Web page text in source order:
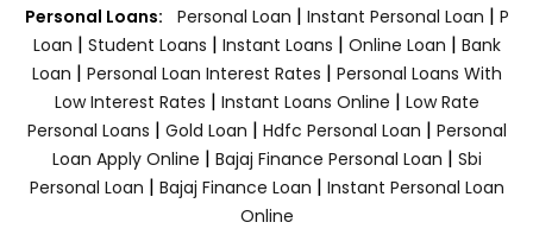
Personal Loans: Personal Loan | Instant Personal Loan | P
Loan | Student Loans | Instant Loans | Online Loan | Bank
Loan | Personal Loan Interest Rates | Personal Loans With
Low Interest Rates | Instant Loans Online | Low Rate
Personal Loans | Gold Loan | Hdfc Personal Loan | Personal
Loan Apply Online | Bajaj Finance Personal Loan | Sbi
Personal Loan | Bajaj Finance Loan | Instant Personal Loan
Online